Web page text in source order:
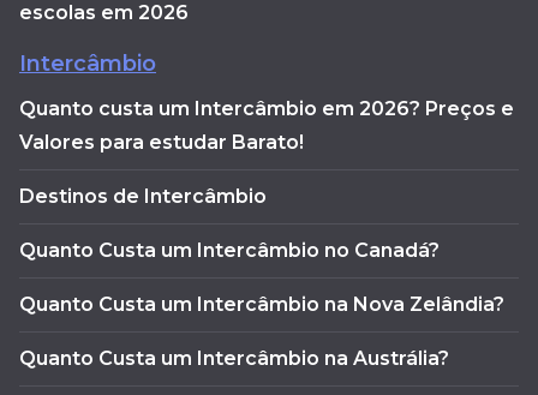
escolas em 2026
Intercâmbio
Quanto custa um Intercâmbio em 2026? Preços e
Valores para estudar Barato!
Destinos de Intercâmbio
Quanto Custa um Intercâmbio no Canadá?
Quanto Custa um Intercâmbio na Nova Zelândia?
Quanto Custa um Intercâmbio na Austrália?